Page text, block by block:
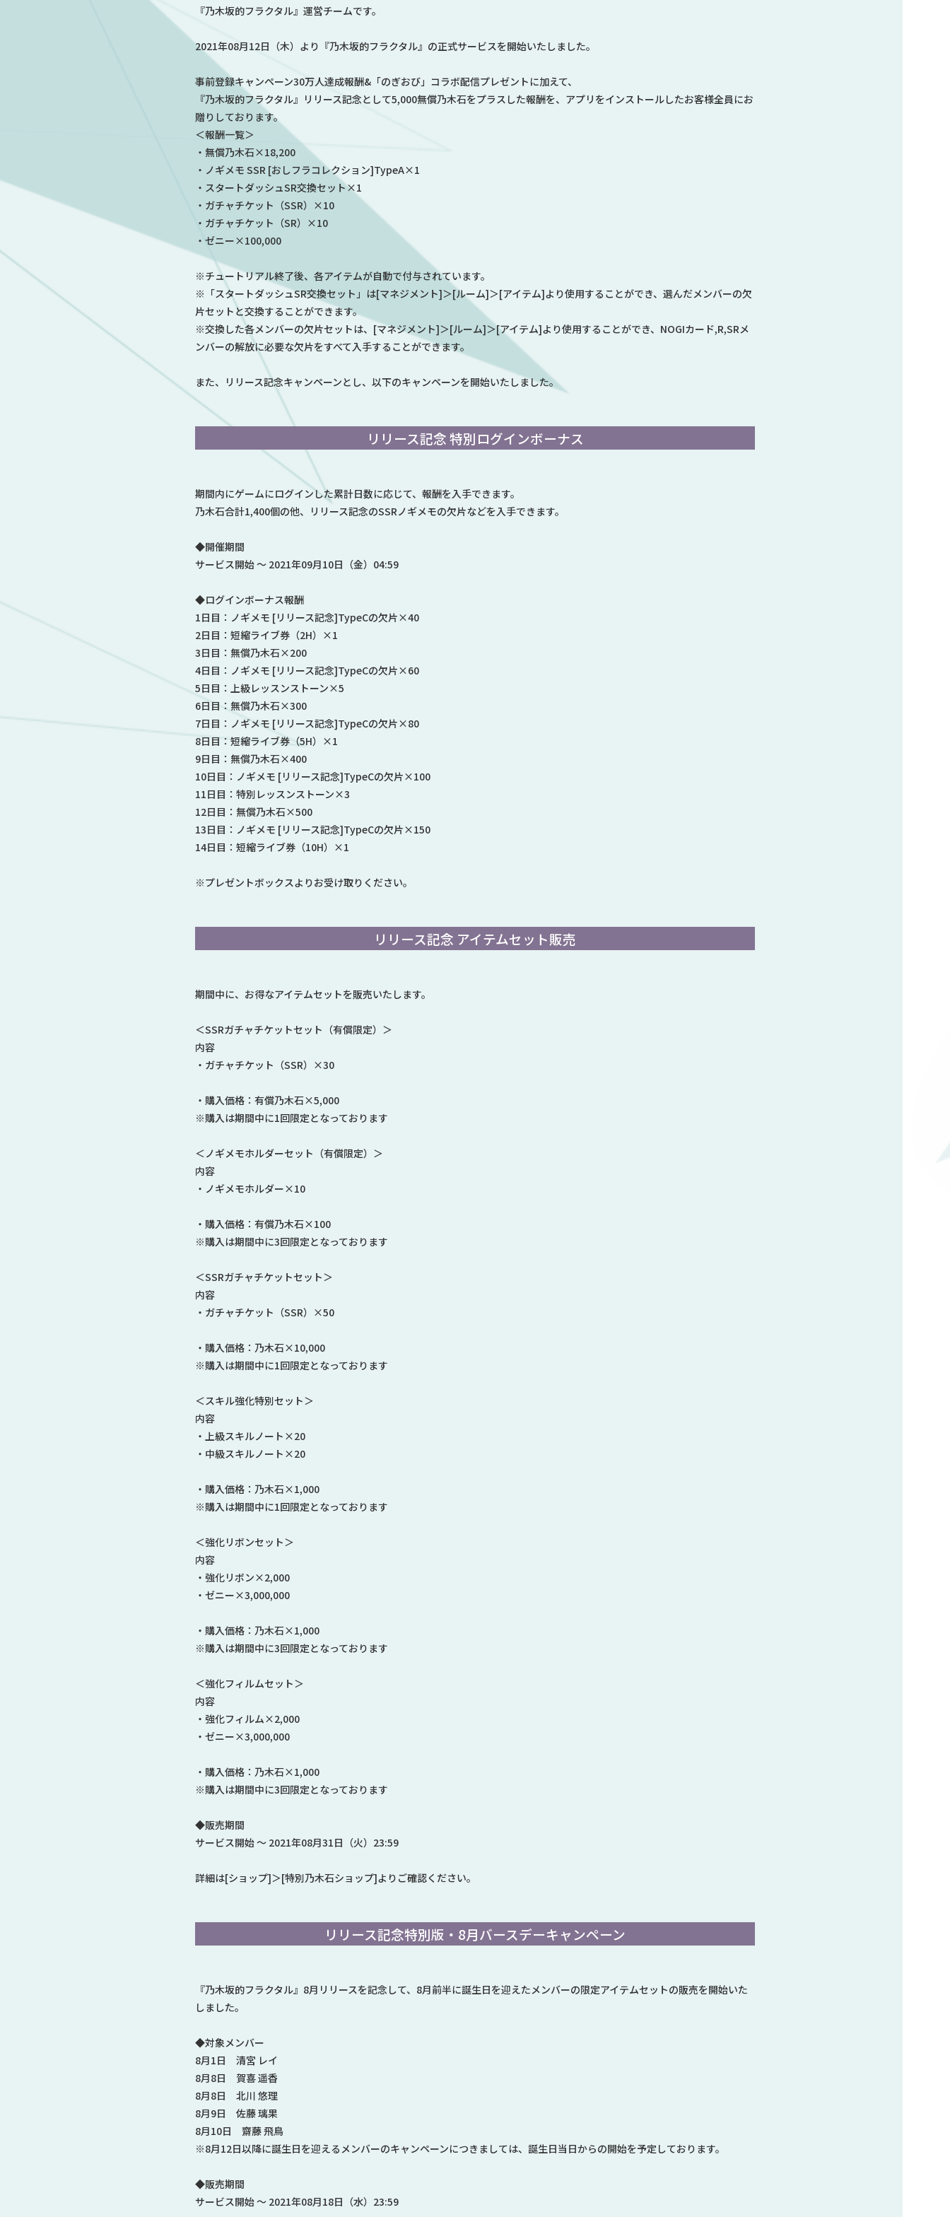
『乃木坂的フラクタル』運営チームです。
2021年08月12日（木）より『乃木坂的フラクタル』の正式サービスを開始いたしました。
事前登録キャンペーン30万人達成報酬& 「のぎおび」コラボ配信プレゼントに加えて、
『乃木坂的フラクタル』リリース記念として5,000無償乃木石をプラスした報酬を、アプリをインストールしたお客様全員にお
贈りしております。
＜報酬一覧＞
・無償乃木石×18,200
・ノギメモ SSR [おしフラコレクション]TypeA×1
・スタートダッシュSR交換セット×1
・ガチャチケット（SSR）×10
・ガチャチケット（SR）×10
・ゼニー×100,000
※チュートリアル終了後、各アイテムが自動で付与されています。
※「スタートダッシュSR交換セット」は[マネジメント]＞[ルーム]＞[アイテム]より使用することができ、選んだメンバーの欠
片セットと交換することができます。
※交換した各メンバーの欠片セットは、[マネジメント]＞[ルーム]＞[アイテム]より使用することができ、NOGIカード,R,SRメ
ンバーの解放に必要な欠片をすべて入手することができます。
また、リリース記念キャンペーンとし、以下のキャンペーンを開始いたしました。
リリース記念 特別ログインボーナス
期間内にゲームにログインした累計日数に応じて、報酬を入手できます。
乃木石合計1,400個の他、リリース記念のSSRノギメモの欠片などを入手できます。
◆開催期間
サービス開始 ～ 2021年09月10日（金）04:59
◆ログインボーナス報酬
1日目：ノギメモ [リリース記念]TypeCの欠片×40
2日目：短縮ライブ券（2H）×1
3日目：無償乃木石×200
4日目：ノギメモ [リリース記念]TypeCの欠片×60
5日目：上級レッスンストーン×5
6日目：無償乃木石×300
7日目：ノギメモ [リリース記念]TypeCの欠片×80
8日目：短縮ライブ券（5H）×1
9日目：無償乃木石×400
10日目：ノギメモ [リリース記念]TypeCの欠片×100
11日目：特別レッスンストーン×3
12日目：無償乃木石×500
13日目：ノギメモ [リリース記念]TypeCの欠片×150
14日目：短縮ライブ券（10H）×1
※プレゼントボックスよりお受け取りください。
リリース記念 アイテムセット販売
期間中に、お得なアイテムセットを販売いたします。
＜SSRガチャチケットセット（有償限定）＞
内容
・ガチャチケット（SSR）×30
・購入価格：有償乃木石×5,000
※購入は期間中に1回限定となっております
＜ノギメモホルダーセット（有償限定）＞
内容
・ノギメモホルダー×10
・購入価格：有償乃木石×100
※購入は期間中に3回限定となっております
＜SSRガチャチケットセット＞
内容
・ガチャチケット（SSR）×50
・購入価格：乃木石×10,000
※購入は期間中に1回限定となっております
＜スキル強化特別セット＞
内容
・上級スキルノート×20
・中級スキルノート×20
・購入価格：乃木石×1,000
※購入は期間中に1回限定となっております
＜強化リボンセット＞
内容
・強化リボン×2,000
・ゼニー×3,000,000
・購入価格：乃木石×1,000
※購入は期間中に3回限定となっております
＜強化フィルムセット＞
内容
・強化フィルム×2,000
・ゼニー×3,000,000
・購入価格：乃木石×1,000
※購入は期間中に3回限定となっております
◆販売期間
サービス開始 ～ 2021年08月31日（火）23:59
詳細は[ショップ]＞[特別乃木石ショップ]よりご確認ください。
リリース記念特別版・8月バースデーキャンペーン
『乃木坂的フラクタル』8月リリースを記念して、 8月前半に誕生日を迎えたメンバーの限定アイテムセットの販売を開始いた
しました。
◆対象メンバー
8月1日 清宮 レイ
8月8日 賀喜 遥香
8月8日 北川 悠理
8月9日 佐藤 璃果
8月10日 齋藤 飛鳥
※8月12日以降に誕生日を迎えるメンバーのキャンペーンにつきましては、誕生日当日からの開始を予定しております。
◆販売期間
サービス開始 ～ 2021年08月18日（水）23:59